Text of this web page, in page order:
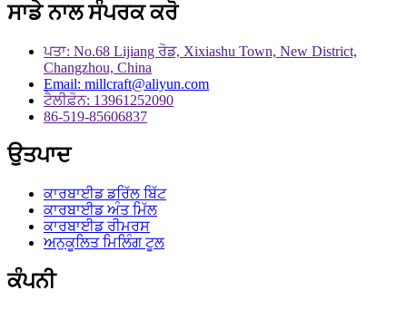
ਸਾਡੇ ਨਾਲ ਸੰਪਰਕ ਕਰੋ
ਪਤਾ: No.68 Lijiang ਰੋਡ, Xixiashu Town, New District,
Changzhou, China
Email: millcraft@aliyun.com
ਟੈਲੀਫ਼ੋਨ: 13961252090
86-519-85606837
ਉਤਪਾਦ
ਕਾਰਬਾਈਡ ਡਰਿੱਲ ਬਿੱਟ
ਕਾਰਬਾਈਡ ਅੰਤ ਮਿੱਲ
ਕਾਰਬਾਈਡ ਰੀਮਰਸ
ਅਨੁਕੂਲਿਤ ਮਿਲਿੰਗ ਟੂਲ
ਕੰਪਨੀ